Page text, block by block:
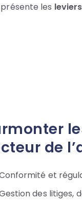
les
de
et
des litiges,